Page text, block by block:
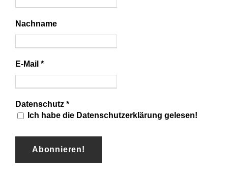
Nachname
E-Mail *
Datenschutz *
Ich habe die Datenschutzerklärung gelesen!